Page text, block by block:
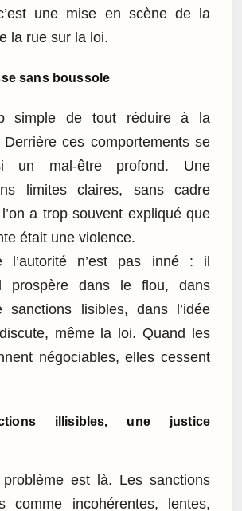
une mise en scène de la
la rue sur la loi.
sans boussole
simple de tout réduire à la
Derrière ces comportements se
un mal-être profond. Une
limites claires, sans cadre
a trop souvent expliqué que
était une violence.
l’autorité n’est pas inné : il
prospère dans le flou, dans
sanctions lisibles, dans l’idée
même la loi. Quand les
négociables, elles cessent
illisibles, une justice
est là. Les sanctions
comme incohérentes, lentes,